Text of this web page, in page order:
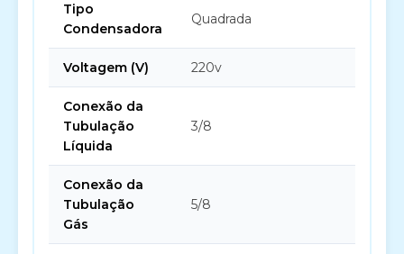
Tipo
Condensadora
Quadrada
Voltagem (V) 220v
Conexão da
Tubulação
Líquida
3/8
Conexão da
Tubulação
Gás
5/8